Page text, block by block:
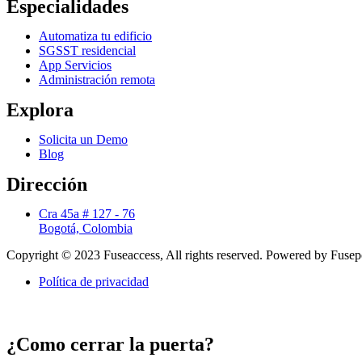
Especialidades
Automatiza tu edificio
SGSST residencial
App Servicios
Administración remota
Explora
Solicita un Demo
Blog
Dirección
Cra 45a # 127 - 76
Bogotá, Colombia
Copyright © 2023 Fuseaccess, All rights reserved. Powered by
Política de privacidad
¿Como cerrar la puerta?